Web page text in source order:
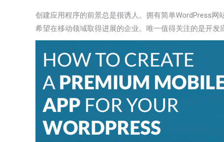
创建应用程序的前景总是很诱人。拥有简单WordPress
希望在移动领域取得进展的企业。唯一值得关注的是开发